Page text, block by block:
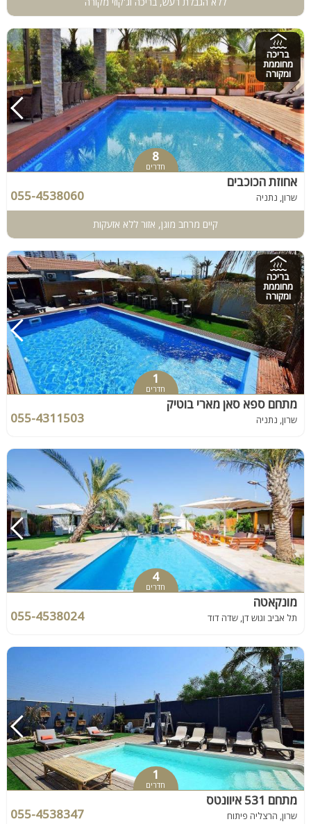
בריכה
מחוממת
ומקורה
8
חדרים
אחוזת הכוכבים
שרון, נתניה 055-4538060
קיים מרחב מוגן, אזור ללא אזעקות
בריכה
מחוממת
ומקורה
1
חדרים
מתחם ספא סאן מארי בוטיק
שרון, נתניה 055-4311503
4
חדרים
מונקאטה
תל אביב וגוש דן, שדה דוד 055-4538024
1
חדרים
מתחם 531 איוונטס
שרון, הרצליה פיתוח 055-4538347